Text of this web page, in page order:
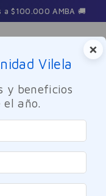
a $100.000 AMBA 🚚
medio-dermaglos-
×
Vilela
y beneficios
el año.